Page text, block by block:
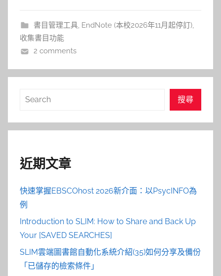
務
部
落
格
書目管理工具, EndNote (本校2026年11月起停訂),
收集書目功能
2 comments
搜
搜尋
近期文章
快速掌握EBSCOhost 2026新介面：以PsycINFO為
例
Introduction to SLIM: How to Share and Back Up
Your [SAVED SEARCHES]
SLIM雲端圖書館自動化系統介紹(35)如何分享及備份
「已儲存的檢索條件」